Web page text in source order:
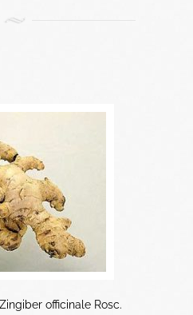
officinale Rosc.